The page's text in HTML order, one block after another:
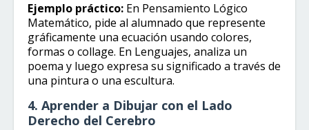
Ejemplo práctico: En Pensamiento Lógico
Matemático, pide al alumnado que represente
gráficamente una ecuación usando colores,
formas o collage. En Lenguajes, analiza un
poema y luego expresa su significado a través de
una pintura o una escultura.
4. Aprender a Dibujar con el Lado
Derecho del Cerebro